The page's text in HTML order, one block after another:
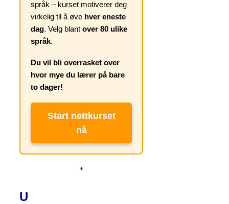
språk – kurset motiverer deg
virkelig til å øve hver eneste
dag. Velg blant over 80 ulike
språk.
Du vil bli overrasket over
hvor mye du lærer på bare
to dager!
Start nettkurset
nå
*
U